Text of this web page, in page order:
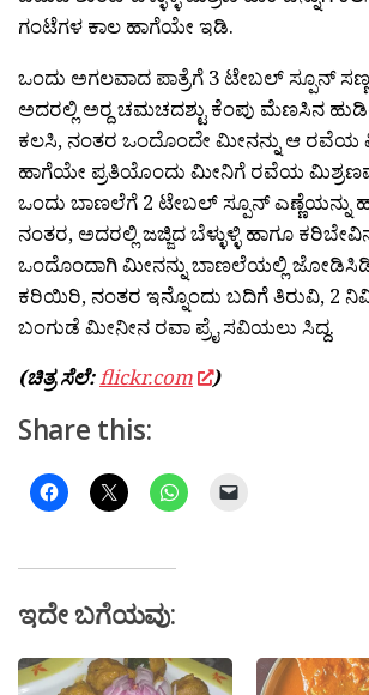
ಗಂಟೆಗಳ ಕಾಲ ಹಾಗೆಯೇ ಇಡಿ.
ಒಂದು ಅಗಲವಾದ ಪಾತ್ರೆಗೆ 3 ಟೇಬಲ್ ಸ್ಪೂನ್
ಅದರಲ್ಲಿ ಅರ‍್ದ ಚಮಚದಶ್ಟು ಕೆಂಪು ಮೆಣಸಿನ
ಕಲಸಿ, ನಂತರ ಒಂದೊಂದೇ ಮೀನನ್ನು ಆ ರವೆಯ
ಹಾಗೆಯೇ ಪ್ರತಿಯೊಂದು ಮೀನಿಗೆ ರವೆಯ
ಒಂದು ಬಾಣಲೆಗೆ 2 ಟೇಬಲ್ ಸ್ಪೂನ್ ಎಣ್ಣೆಯನ್ನು
ನಂತರ, ಅದರಲ್ಲಿ ಜಜ್ಜಿದ ಬೆಳ್ಳುಳ್ಳಿ ಹಾಗೂ
ಒಂದೊಂದಾಗಿ ಮೀನನ್ನು ಬಾಣಲೆಯಲ್ಲಿ
ಕರಿಯಿರಿ, ನಂತರ ಇನ್ನೊಂದು ಬದಿಗೆ ತಿರುವಿ, 2
ಬಂಗುಡೆ ಮೀನೀನ ರವಾ ಪ್ರೈ ಸವಿಯಲು ಸಿದ್ದ.
(ಚಿತ್ರ ಸೆಲೆ:flickr.com )
Share this:
ಇದೇ ಬಗೆಯವು: